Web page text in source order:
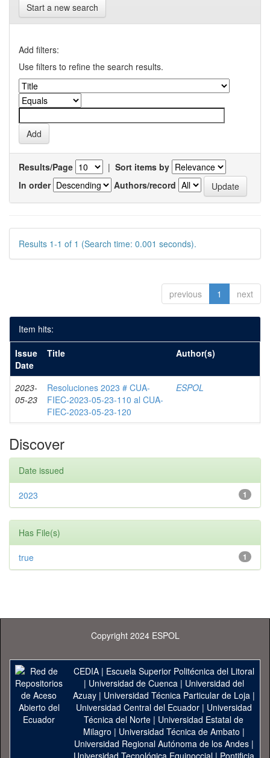
Start a new search
Add filters:
Use filters to refine the search results.
Results/Page | Sort items by
In order
Authors/record
Results 1-1 of 1 (Search time: 0.001 seconds).
previous 1 next
Item hits:
Issue
Date
Title Author(s)
2023-
05-23
Resoluciones 2023 # CUA-
FIEC-2023-05-23-110 al CUA-
FIEC-2023-05-23-120
ESPOL
Discover
Date issued
1
2023
Has File(s)
1
true
Copyright 2024 ESPOL
CEDIA| Escuela Superior Politécnica del Litoral
| Universidad de Cuenca| Universidad del
Azuay| Universidad Técnica Particular de Loja|
Universidad Central del Ecuador| Universidad
Técnica del Norte | Universidad Estatal de
Milagro | Universidad Técnica de Ambato |
Universidad Regional Autónoma de los Andes|
Universidad Tecnológica Equinoccial| Pontificia